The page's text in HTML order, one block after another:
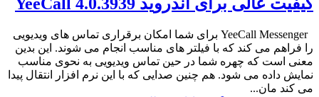
YeeCall Messenger برای شما امکان برقراری تماس های ویدیویی
را فراهم می کند که با فیلتر های مناسب انجام می شوند. این بدین
معنی است که چهره شما در حین تماس ویدیویی به نحوی مناسب
نمایش داده می شود. هم چنین صدایی که با این نرم افزار انتقال پیدا
می کند مان...